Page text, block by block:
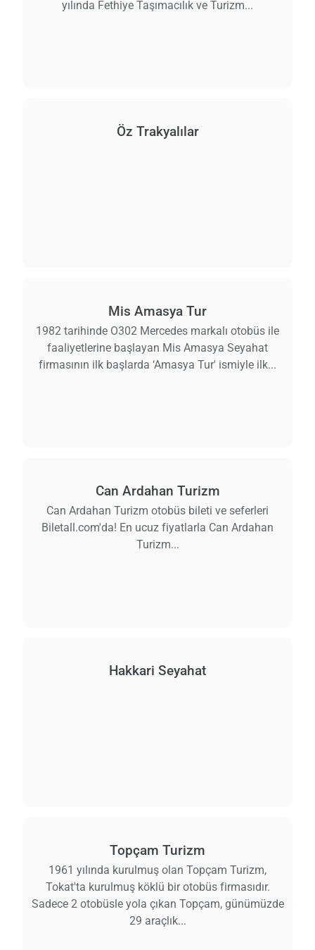
yılında Fethiye Taşımacılık ve Turizm...
Öz Trakyalılar
Mis Amasya Tur
1982 tarihinde O302 Mercedes markalı otobüs ile
faaliyetlerine başlayan Mis Amasya Seyahat
firmasının ilk başlarda ‘Amasya Tur' ismiyle ilk...
Can Ardahan Turizm
Can Ardahan Turizm otobüs bileti ve seferleri
Biletall.com'da! En ucuz fiyatlarla Can Ardahan
Turizm...
Hakkari Seyahat
Topçam Turizm
1961 yılında kurulmuş olan Topçam Turizm,
Tokat'ta kurulmuş köklü bir otobüs firmasıdır.
Sadece 2 otobüsle yola çıkan Topçam, günümüzde
29 araçlık...